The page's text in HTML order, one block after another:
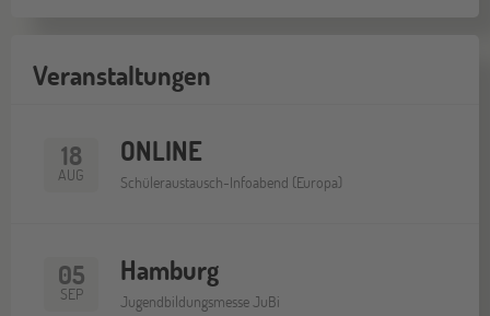
Veranstaltungen
18
AUG
ONLINE
Schüleraustausch-Infoabend (Europa)
05
SEP
Hamburg
Jugendbildungsmesse JuBi